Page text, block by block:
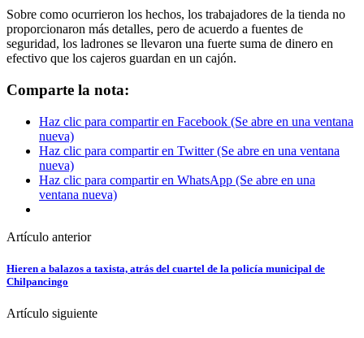
Sobre como ocurrieron los hechos, los trabajadores de la tienda no
proporcionaron más detalles, pero de acuerdo a fuentes de
seguridad, los ladrones se llevaron una fuerte suma de dinero en
efectivo que los cajeros guardan en un cajón.
Comparte la nota:
Haz clic para compartir en Facebook (Se abre en una ventana
nueva)
Haz clic para compartir en Twitter (Se abre en una ventana
nueva)
Haz clic para compartir en WhatsApp (Se abre en una
ventana nueva)
Artículo anterior
Hieren a balazos a taxista, atrás del cuartel de la policía municipal de
Chilpancingo
Artículo siguiente